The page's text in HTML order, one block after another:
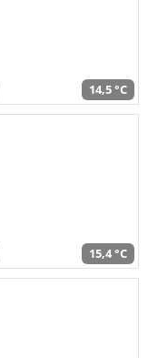
14,5 °C
15,4 °C